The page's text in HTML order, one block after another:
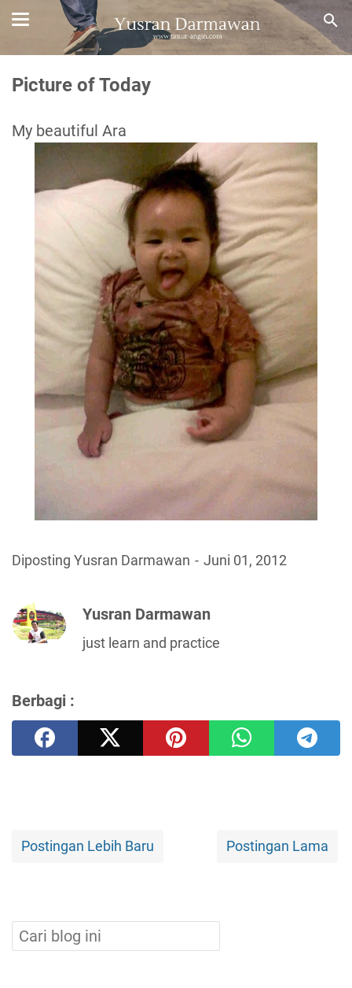
Picture of Today
My beautiful Ara
Diposting Yusran Darmawan Juni 01, 2012
Yusran Darmawan
just learn and practice
Berbagi :
Postingan Lebih Baru Postingan Lama